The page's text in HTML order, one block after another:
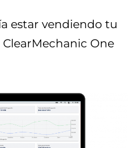
estar vendiendo tu
One